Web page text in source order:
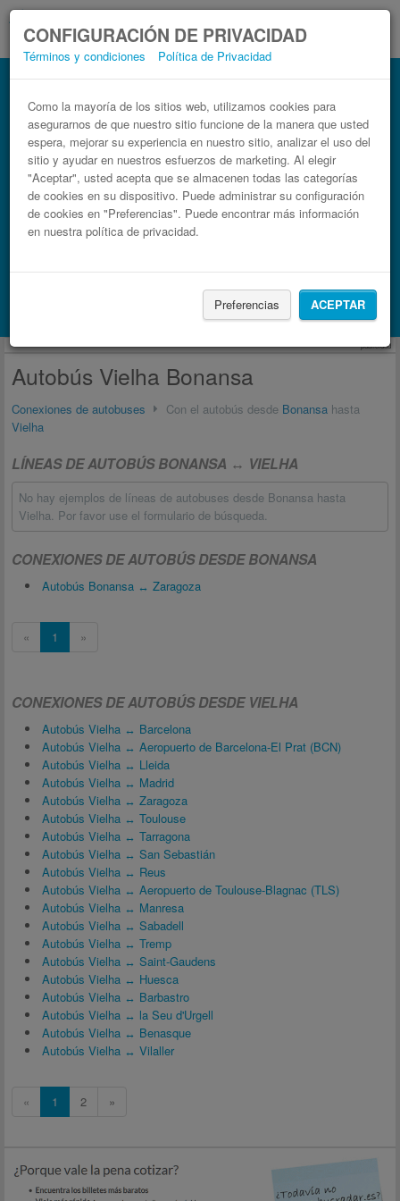
CONFIGURACIÓN DE PRIVACIDAD
Términos y condiciones Política de Privacidad
Como la mayoría de los sitios web, utilizamos cookies para
asegurarnos de que nuestro sitio funcione de la manera que usted
espera, mejorar su experiencia en nuestro sitio, analizar el uso del
sitio y ayudar en nuestros esfuerzos de marketing. Al elegir
"Aceptar", usted acepta que se almacenen todas las categorías
de cookies en su dispositivo. Puede administrar su configuración
de cookies en "Preferencias". Puede encontrar más información
en nuestra política de privacidad.
Preferencias ACEPTAR
Autobús Bonansa Vielha
Billetes de autobuses en solo 3 pasos
Busca también alojamiento con Booking.com
publicidad
Autobús Vielha Bonansa
Conexiones de autobuses Con el autobús desde Bonansa hasta
Vielha
LÍNEAS DE AUTOBÚS BONANSA ↔ VIELHA
No hay ejemplos de líneas de autobuses desde Bonansa hasta
Vielha. Por favor use el formulario de búsqueda.
CONEXIONES DE AUTOBÚS DESDE BONANSA
Autobús Bonansa ↔ Zaragoza
« 1 »
CONEXIONES DE AUTOBÚS DESDE VIELHA
Autobús Vielha ↔ Barcelona
Autobús Vielha ↔ Aeropuerto de Barcelona-El Prat (BCN)
Autobús Vielha ↔ Lleida
Autobús Vielha ↔ Madrid
Autobús Vielha ↔ Zaragoza
Autobús Vielha ↔ Toulouse
Autobús Vielha ↔ Tarragona
Autobús Vielha ↔ San Sebastián
Autobús Vielha ↔ Reus
Autobús Vielha ↔ Aeropuerto de Toulouse-Blagnac (TLS)
Autobús Vielha ↔ Manresa
Autobús Vielha ↔ Sabadell
Autobús Vielha ↔ Tremp
Autobús Vielha ↔ Saint-Gaudens
Autobús Vielha ↔ Huesca
Autobús Vielha ↔ Barbastro
Autobús Vielha ↔ la Seu d'Urgell
Autobús Vielha ↔ Benasque
Autobús Vielha ↔ Vilaller
« 1 2 »